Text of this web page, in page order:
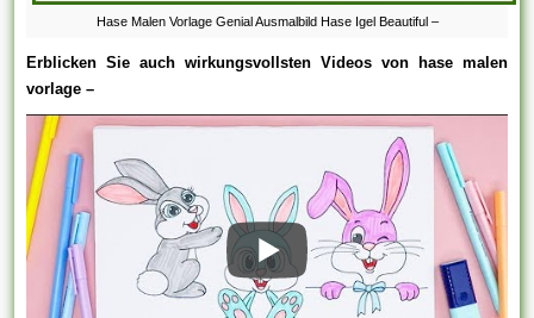
Hase Malen Vorlage Genial Ausmalbild Hase Igel Beautiful –
Erblicken Sie auch wirkungsvollsten Videos von hase malen
vorlage –